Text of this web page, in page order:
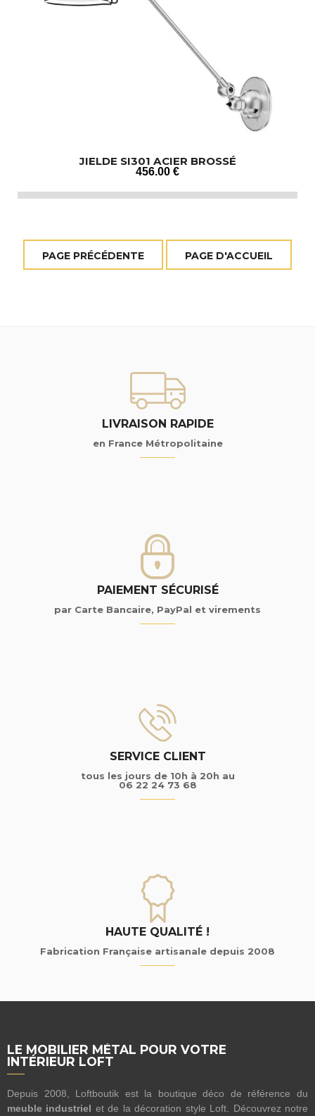
JIELDE SI301 ACIER BROSSÉ
456.00 €
LIVRAISON RAPIDE
en France Métropolitaine
PAIEMENT SÉCURISÉ
par Carte Bancaire, PayPal et virements
SERVICE CLIENT
tous les jours de 10h à 20h au
06 22 24 73 68
HAUTE QUALITÉ !
Fabrication Française artisanale depuis 2008
LE MOBILIER MÉTAL POUR VOTRE
INTÉRIEUR LOFT
Depuis 2008, Loftboutik est la boutique déco de référence du
meuble industriel et de la décoration style Loft. Découvrez notre